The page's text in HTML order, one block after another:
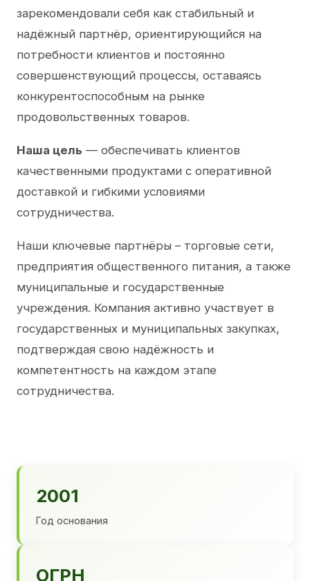
зарекомендовали себя как стабильный и
надёжный партнёр, ориентирующийся на
потребности клиентов и постоянно
совершенствующий процессы, оставаясь
конкурентоспособным на рынке
продовольственных товаров.
Наша цель — обеспечивать клиентов
качественными продуктами с оперативной
доставкой и гибкими условиями
сотрудничества.
Наши ключевые партнёры – торговые сети,
предприятия общественного питания, а также
муниципальные и государственные
учреждения. Компания активно участвует в
государственных и муниципальных закупках,
подтверждая свою надёжность и
компетентность на каждом этапе
сотрудничества.
2001
Год основания
ОГРН